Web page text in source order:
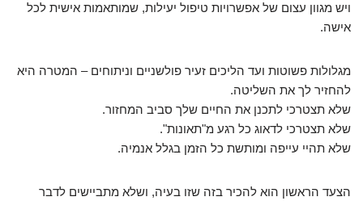
ויש מגוון עצום של אפשרויות טיפול יעילות, שמותאמות אישית לכל
אישה.
מגלולות פשוטות ועד הליכים זעיר פולשניים וניתוחים – המטרה היא
להחזיר לך את השליטה.
שלא תצטרכי לתכנן את החיים שלך סביב המחזור.
שלא תצטרכי לדאוג כל רגע מ"תאונות".
שלא תהיי עייפה ומותשת כל הזמן בגלל אנמיה.
הצעד הראשון הוא להכיר בזה שזו בעיה, ושלא מתביישים לדבר